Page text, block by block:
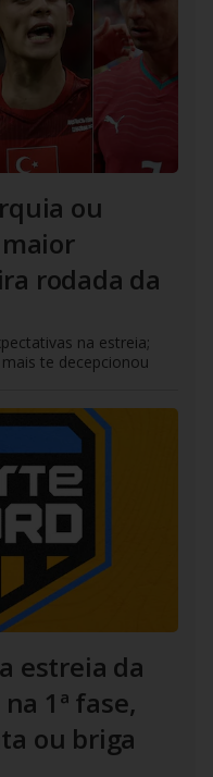
ou
rodada da
na estreia;
te decepcionou
estreia da
1ª fase,
ou briga